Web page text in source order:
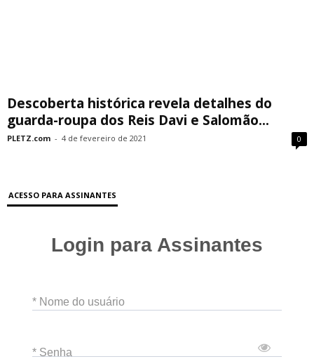
Descoberta histórica revela detalhes do
guarda-roupa dos Reis Davi e Salomão...
PLETZ.com - 4 de fevereiro de 2021 0
ACESSO PARA ASSINANTES
Login para Assinantes
* Nome do usuário
* Senha